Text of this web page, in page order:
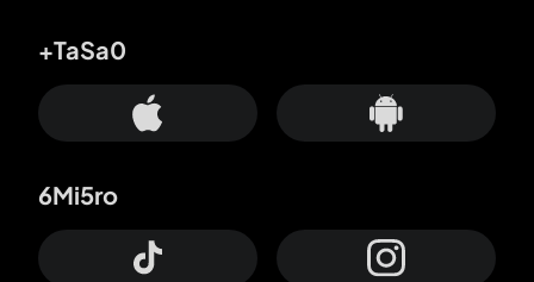
+TaSa0
6Mi5ro